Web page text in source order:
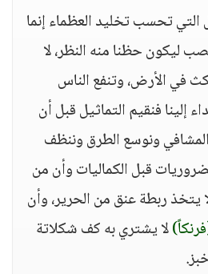
تحسب تخليد العظماء إنما
ليكون حظنا منه النظر، لا
في الأرض، وتنفع الناس
فنقيم التماثيل قبل أن
ونوسع الطرق وننظف
قبل الكماليات وأن من
يتخذ ربطة عنق من الحرير، وأن
لا يشتري به كف شكلاتة